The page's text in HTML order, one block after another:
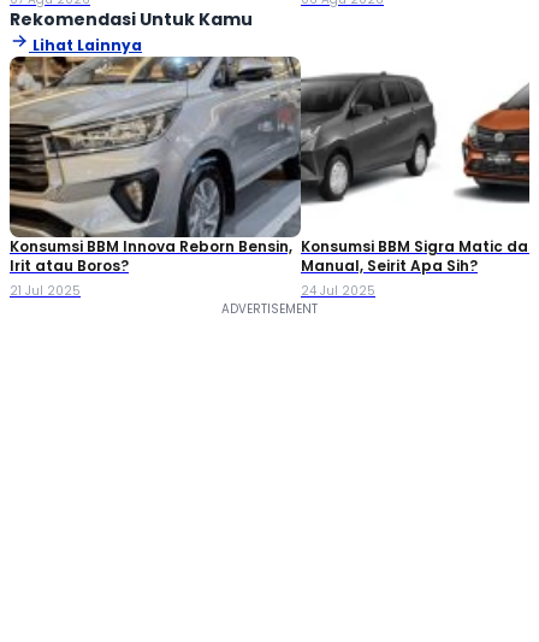
Rekomendasi Untuk Kamu
Lihat Lainnya
Konsumsi BBM Innova Reborn Bensin,
Irit atau Boros?
21 Jul 2025
Konsumsi BBM Sigra Matic dan
Manual, Seirit Apa Sih?
24 Jul 2025